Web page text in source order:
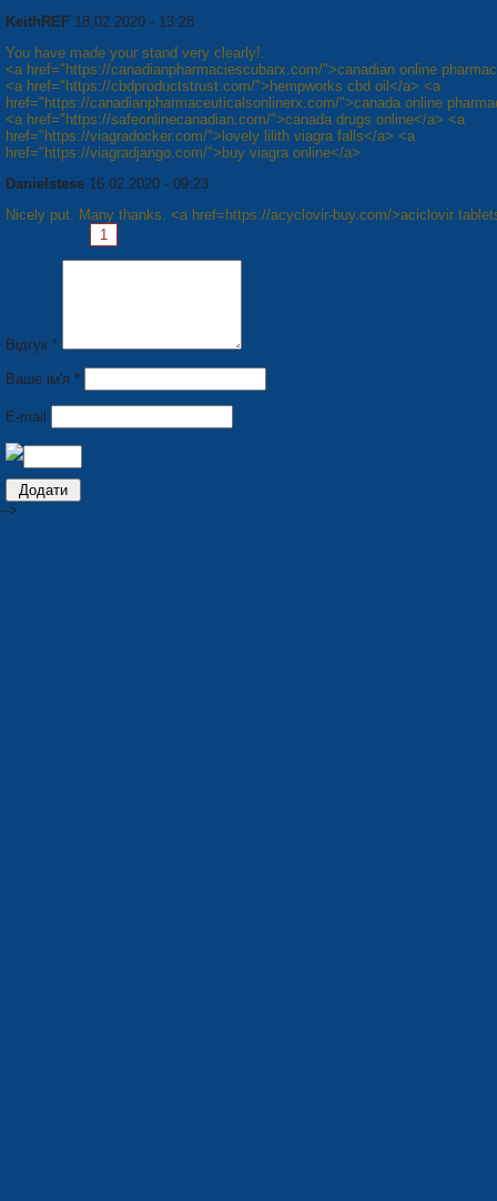
KeithREF 18.02.2020 - 13:28
You have made your stand very clearly!.
<a href="https://canadianpharmaciescubarx.com/">canadian online
<a href="https://cbdproductstrust.com/">hempworks cbd oil</a> <a
href="https://canadianpharmaceuticalsonlinerx.com/">canada online
<a href="https://safeonlinecanadian.com/">canada drugs online</a> <a
href="https://viagradocker.com/">lovely lilith viagra falls</a> <a
href="https://viagradjango.com/">buy viagra online</a>
Danielstese 16.02.2020 - 09:23
Nicely put. Many thanks. <a href=https://acyclovir-buy.com/>aciclovir
1
Відгук *
Ваше ім'я *
E-mail
-->